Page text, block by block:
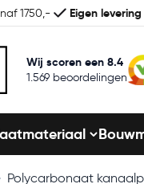
1750,- Eigen levering
Wij scoren een 8.4
1.569 beoordelingen
Polycarbonaat